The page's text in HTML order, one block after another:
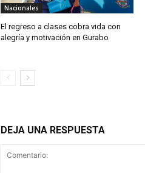
Nacionales
El regreso a clases cobra vida con
alegría y motivación en Gurabo
DEJA UNA RESPUESTA